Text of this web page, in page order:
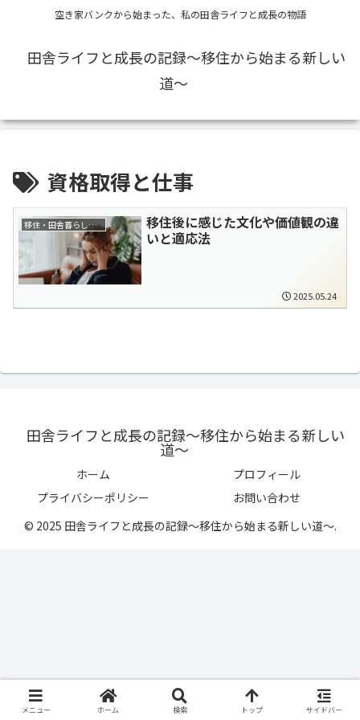
空き家バンクから始まった、私の田舎ライフと成長の物語
田舎ライフと成長の記録〜移住から始まる新しい
道〜
資格取得と仕事
移住・田舎暮らし全般
移住後に感じた文化や価値観の違
いと適応法
2025.05.24
田舎ライフと成長の記録〜移住から始まる新しい
道〜
ホーム
プロフィール
プライバシーポリシー
お問い合わせ
© 2025 田舎ライフと成長の記録〜移住から始まる新しい道〜.
メニュー ホーム 検索 トップ サイドバー